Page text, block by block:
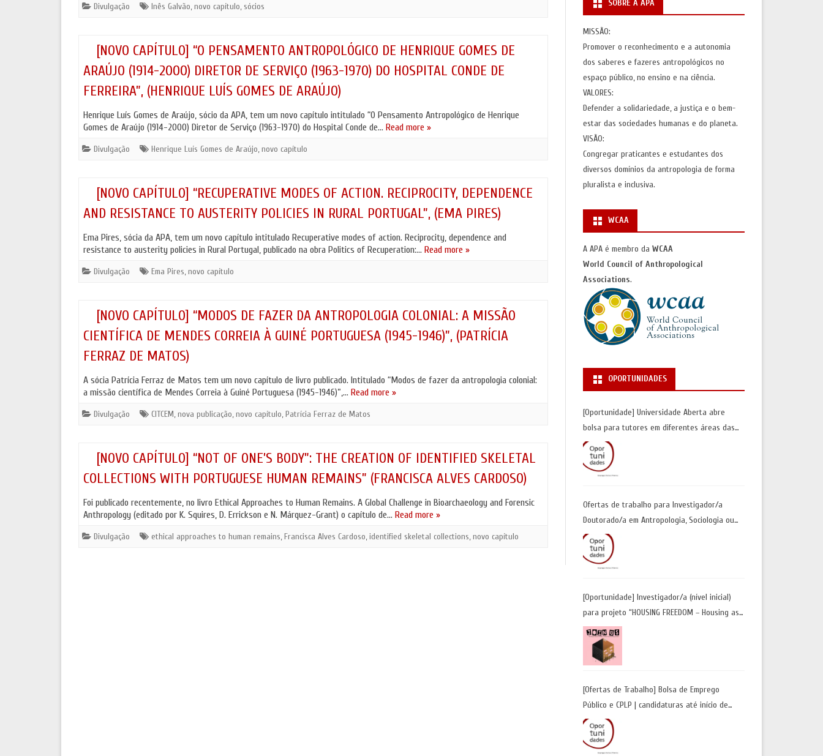
ANTROPOLOGIA
OUTRAS NOTÍCIAS
Divulgação Inês Galvão,novo capítulo, sócios
[NOVO CAPÍTULO] “O PENSAMENTO ANTROPOLÓGICO DE HENRIQUE GOMES DE
ARAÚJO (1914-2000) DIRETOR DE SERVIÇO (1963-1970) DO HOSPITAL CONDE DE
FERREIRA”, (HENRIQUE LUÍS GOMES DE ARAÚJO)
Henrique Luís Gomes de Araújo, sócio da APA, tem um novo capítulo intitulado “O Pensamento Antropológico de Henrique
Gomes de Araújo (1914-2000) Diretor de Serviço (1963-1970) do Hospital Conde de… Read more »
Divulgação Henrique Luís Gomes de Araújo,novo capítulo
[NOVO CAPÍTULO] “RECUPERATIVE MODES OF ACTION. RECIPROCITY, DEPENDENCE
AND RESISTANCE TO AUSTERITY POLICIES IN RURAL PORTUGAL”, (EMA PIRES)
Ema Pires, sócia da APA, tem um novo capítulo intitulado Recuperative modes of action. Reciprocity, dependence and
resistance to austerity policies in Rural Portugal, publicado na obra Politics of Recuperation:… Read more »
Divulgação Ema Pires,novo capítulo
[NOVO CAPÍTULO] “MODOS DE FAZER DA ANTROPOLOGIA COLONIAL: A MISSÃO
CIENTÍFICA DE MENDES CORREIA À GUINÉ PORTUGUESA (1945-1946)”, (PATRÍCIA
FERRAZ DE MATOS)
A sócia Patrícia Ferraz de Matos tem um novo capítulo de livro publicado. Intitulado “Modos de fazer da antropologia colonial:
a missão científica de Mendes Correia à Guiné Portuguesa (1945-1946)”,… Read more »
Divulgação CITCEM,nova publicação,novo capítulo,Patrícia Ferraz de Matos
[NOVO CAPÍTULO] “NOT OF ONE’S BODY”: THE CREATION OF IDENTIFIED SKELETAL
COLLECTIONS WITH PORTUGUESE HUMAN REMAINS” (FRANCISCA ALVES CARDOSO)
Foi publicado recentemente, no livro Ethical Approaches to Human Remains. A Global Challenge in Bioarchaeology and Forensic
Anthropology (editado por K. Squires, D. Errickson e N. Márquez-Grant) o capítulo de… Read more »
Divulgação ethical approaches to human remains,Francisca Alves Cardoso,identified skeletal collections,novo capítulo
SOBRE A APA
MISSÃO:
Promover o reconhecimento e a autonomia
dos saberes e fazeres antropológicos no
espaço público, no ensino e na ciência.
VALORES:
Defender a solidariedade, a justiça e o bem-
estar das sociedades humanas e do planeta.
VISÃO:
Congregar praticantes e estudantes dos
diversos domínios da antropologia de forma
pluralista e inclusiva.
WCAA
A APA é membro da WCAA
World Council of Anthropological
Associations.
OPORTUNIDADES
[Oportunidade] Universidade Aberta abre
bolsa para tutores em diferentes áreas das
Ciências Sociais | Inscrições até 30 de junho
Ofertas de trabalho para Investigador/a
Doutorado/a em Antropologia, Sociologia ou
Geografia Humana| Universidade de Coimbra |
Candidaturas até 29 de maio 2026
[Oportunidade] Investigador/a (nível inicial)
para projeto “HOUSING FREEDOM – Housing as
a Tool for Freedom: A Future Away from
Incarceration” | até 8 de maio
[Ofertas de Trabalho] Bolsa de Emprego
Público e CPLP | candidaturas até início de
maio 2026